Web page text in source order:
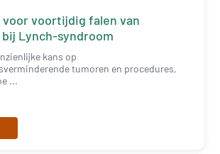
voor voortijdig falen van
Lynch-syndroom
kans op
tumoren en procedures,
...